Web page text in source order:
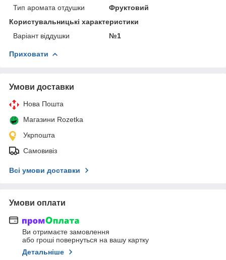
Тип аромата отдушки
Фруктовий
Користувальницькі характеристики
Варіант віддушки
№1
Приховати
Умови доставки
Нова Пошта
Магазини Rozetka
Укрпошта
Самовивіз
Всі умови доставки
Умови оплати
Ви отримаєте замовлення
або гроші повернуться на вашу картку
Детальніше